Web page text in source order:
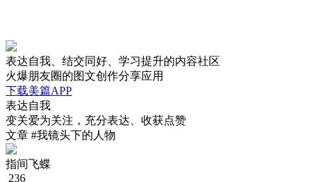
表达自我、结交同好、学习提升的内容社区
火爆朋友圈的图文创作分享应用
下载美篇APP
表达自我
变关爱为关注，充分表达、收获点赞
文章 #我镜头下的人物
指间飞蝶
236